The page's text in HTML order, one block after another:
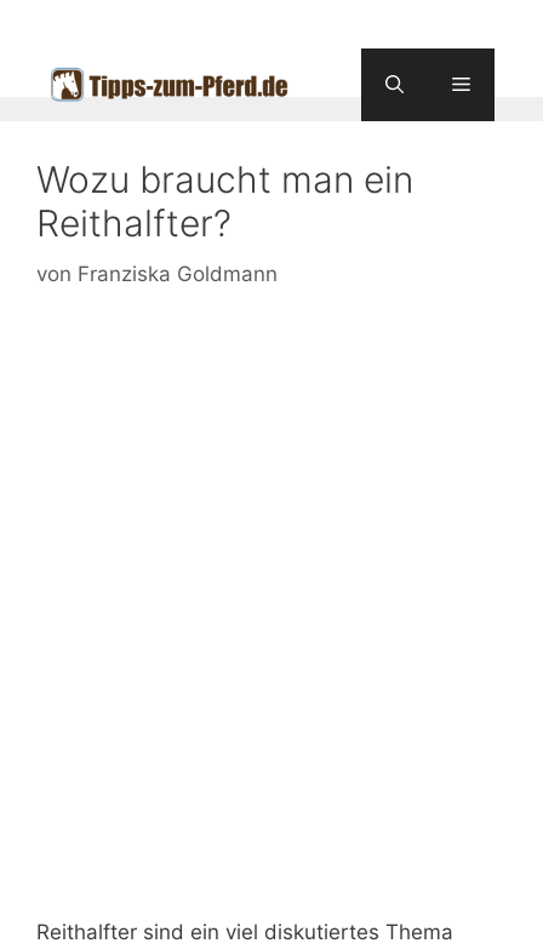
springen
Menü
Wozu braucht man ein
Reithalfter?
von Franziska Goldmann
Reithalfter sind ein viel diskutiertes Thema